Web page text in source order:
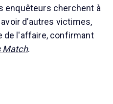
enquêteurs cherchent à
d’autres victimes,
de l'affaire, confirmant
Match.